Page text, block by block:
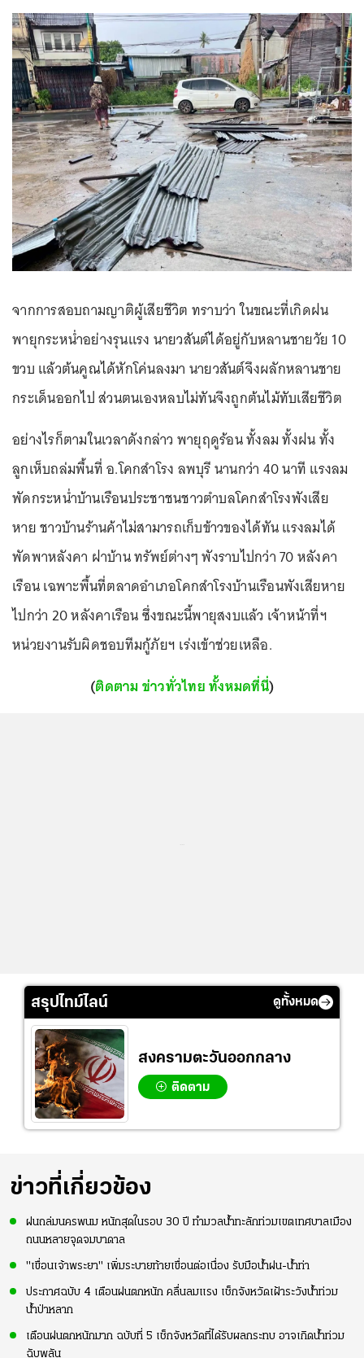
จากการสอบถามญาติผู้เสียชีวิต ทราบว่า ในขณะที่เกิดฝน
พายุกระหน่ำอย่างรุนแรง นายวสันต์ได้อยู่กับหลานชายวัย 10
ขวบ แล้วต้นคูณได้หักโค่นลงมา นายวสันต์จึงผลักหลานชาย
กระเด็นออกไป ส่วนตนเองหลบไม่ทันจึงถูกต้นไม้ทับเสียชีวิต
อย่างไรก็ตามในเวลาดังกล่าว พายุฤดูร้อน ทั้งลม ทั้งฝน ทั้ง
ลูกเห็บถล่มพื้นที่ อ.โคกสำโรง ลพบุรี นานกว่า 40 นาที แรงลม
พัดกระหน่ำบ้านเรือนประชาชนชาวตำบลโคกสำโรงพังเสีย
หาย ชาวบ้านร้านค้าไม่สามารถเก็บข้าวของได้ทัน แรงลมได้
พัดพาหลังคา ฝาบ้าน ทรัพย์ต่างๆ พังราบไปกว่า 70 หลังคา
เรือน เฉพาะพื้นที่ตลาดอำเภอโคกสำโรงบ้านเรือนพังเสียหาย
ไปกว่า 20 หลังคาเรือน ซึ่งขณะนี้พายุสงบแล้ว เจ้าหน้าที่ฯ
หน่วยงานรับผิดชอบทีมกู้ภัยฯ เร่งเข้าช่วยเหลือ.
(ติดตาม ข่าวทั่วไทย ทั้งหมดที่นี่)
สรุปไทม์ไลน์ ดูทั้งหมด
สงครามตะวันออกกลาง
ติดตาม
ข่าวที่เกี่ยวข้อง
ฝนถล่มนครพนม หนักสุดในรอบ 30 ปี ทำมวลน้ำทะลักท่วมเขตเทศบาลเมือง
ถนนหลายจุดจมบาดาล
"เขื่อนเจ้าพระยา" เพิ่มระบายท้ายเขื่อนต่อเนื่อง รับมือน้ำฝน-น้ำท่า
ประกาศฉบับ 4 เตือนฝนตกหนัก คลื่นลมแรง เช็กจังหวัดเฝ้าระวังน้ำท่วม
น้ำป่าหลาก
เตือนฝนตกหนักมาก ฉบับที่ 5 เช็กจังหวัดที่ได้รับผลกระทบ อาจเกิดน้ำท่วม
ฉับพลัน